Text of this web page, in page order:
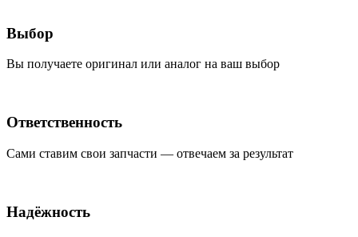
Выбор
Вы получаете оригинал или аналог на ваш выбор
Ответственность
Сами ставим свои запчасти — отвечаем за результат
Надёжность